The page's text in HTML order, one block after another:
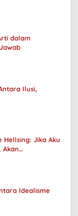
dalam
Ilusi,
Hellsing: Jika Aku
Akan
Idealisme